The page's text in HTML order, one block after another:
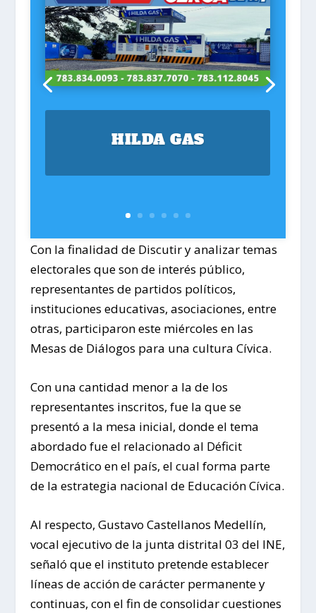
HILDA GAS
Con la finalidad de Discutir y analizar temas
electorales que son de interés público,
representantes de partidos políticos,
instituciones educativas, asociaciones, entre
otras, participaron este miércoles en las
Mesas de Diálogos para una cultura Cívica.
Con una cantidad menor a la de los
representantes inscritos, fue la que se
presentó a la mesa inicial, donde el tema
abordado fue el relacionado al Déficit
Democrático en el país, el cual forma parte
de la estrategia nacional de Educación Cívica.
Al respecto, Gustavo Castellanos Medellín,
vocal ejecutivo de la junta distrital 03 del INE,
señaló que el instituto pretende establecer
líneas de acción de carácter permanente y
continuas, con el fin de consolidar cuestiones